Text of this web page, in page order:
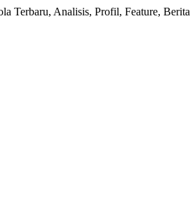
Terbaru, Analisis, Profil, Feature,